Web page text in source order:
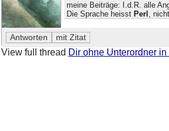
meine Beiträge: I.d.R. alle
Die Sprache heisst Perl , nicht
View full thread Dir ohne Unterordner